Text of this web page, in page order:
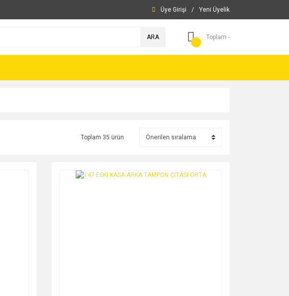
Üye Girişi / Yeni Üyelik
ARA Toplam -
Toplam 35 ürün